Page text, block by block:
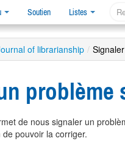
Soutien Listes
of librarianship /
problème
de nous signaler un
pouvoir la corriger.